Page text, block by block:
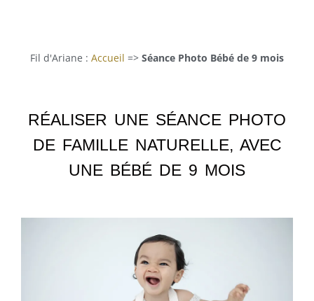
Fil d'Ariane : Accueil => Séance Photo Bébé de 9 mois
RÉALISER UNE SÉANCE PHOTO
DE FAMILLE NATURELLE, AVEC
UNE BÉBÉ DE 9 MOIS